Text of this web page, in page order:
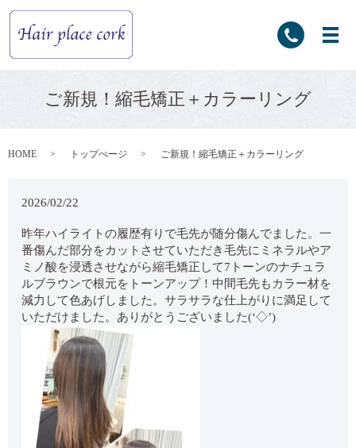
ご新規！縮毛矯正＋カラーリング
HOME トップぺージ ご新規！縮毛矯正＋カラーリング
2026/02/22
昨年ハイライトの履歴有りで毛先が随分傷んでました。一
番傷んだ部分をカットさせていただき毛先にミネラルやア
ミノ酸を浸透させながら縮毛矯正して7トーンのナチュラ
ルブラウンで根元をトーンアップ！中間毛先もカラー材を
減力して色あげしました。サラサラな仕上がりに満足して
いただけました。ありがとうございました(‘◇’)ゞ